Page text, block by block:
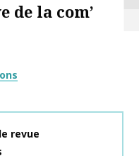
de la com’
revue